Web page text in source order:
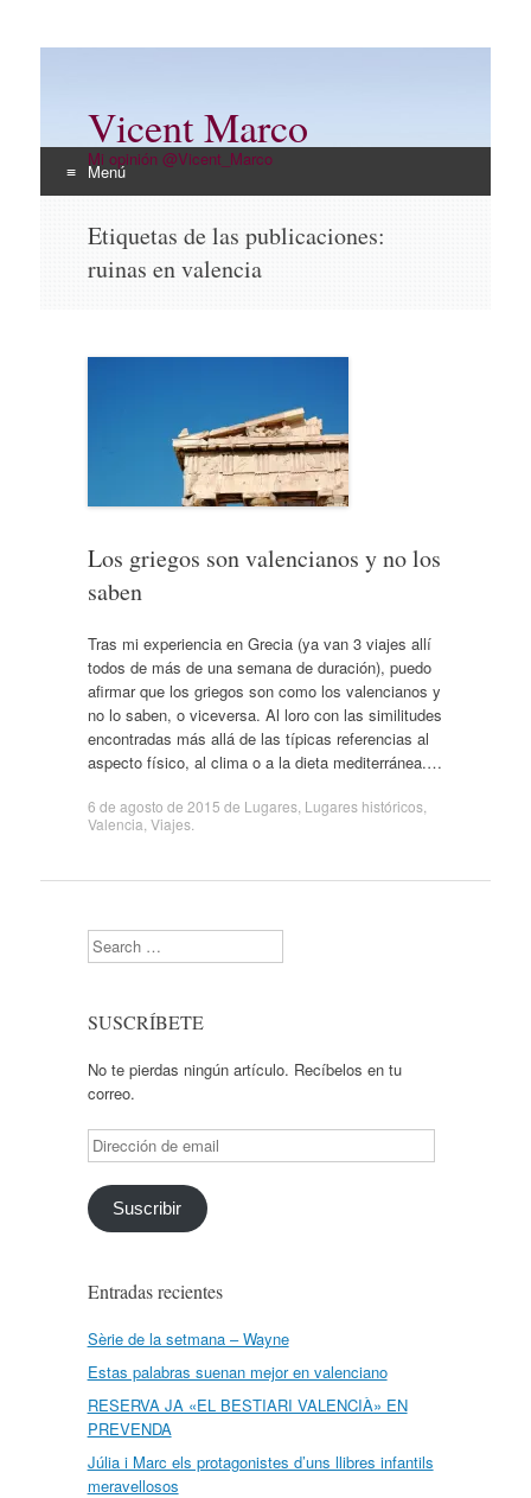
Vicent Marco
Mi opinión @Vicent_Marco
Menú
contenido
Etiquetas de las publicaciones:
ruinas en valencia
Los griegos son valencianos y no los
saben
Tras mi experiencia en Grecia (ya van 3 viajes allí
todos de más de una semana de duración), puedo
afirmar que los griegos son como los valencianos y
no lo saben, o viceversa. Al loro con las similitudes
encontradas más allá de las típicas referencias al
aspecto físico, al clima o a la dieta mediterránea.…
6 de agosto de 2015 de Lugares, Lugares históricos,
Valencia Viajes.
Search
SUSCRÍBETE
No te pierdas ningún artículo. Recíbelos en tu
correo.
Dirección
de
email
Suscribir
Entradas recientes
Sèrie de la setmana – Wayne
Estas palabras suenan mejor en valenciano
RESERVA JA «EL BESTIARI VALENCIÀ» EN
PREVENDA
Júlia i Marc els protagonistes d’uns llibres infantils
meravellosos